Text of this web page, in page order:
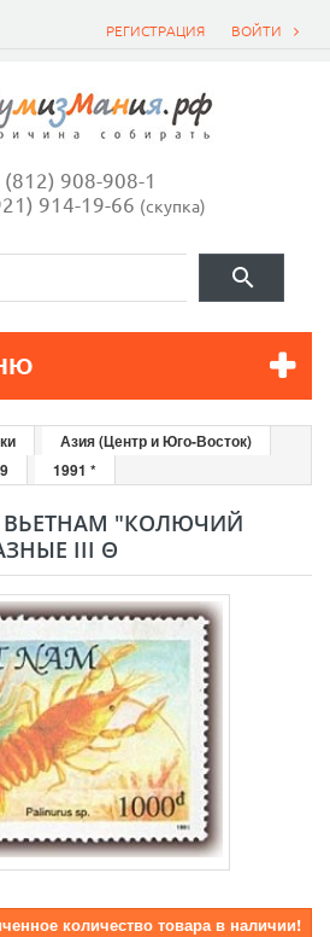
ВОЙТИ
РЕГИСТРАЦИЯ
(812) 908-908-1
914-19-66 (скупка)
Азия (Центр и Юго-Восток)
1991 *
ВЬЕТНАМ "КОЛЮЧИЙ
III Θ
количество товара в наличии!